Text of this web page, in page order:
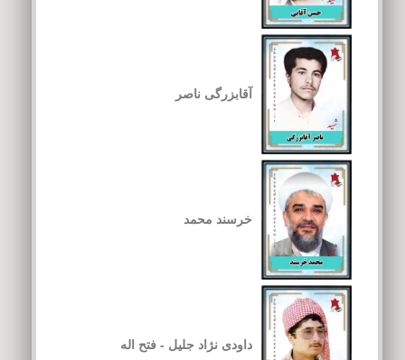
آقابزرگی ناصر
خرسند محمد
داودی نژاد جلیل - فتح اله